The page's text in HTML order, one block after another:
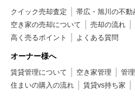
クイック売却査定 帯広・旭川の不動
空き家の売却について
売却の流れ
高く売るポイント
よくある質問
オーナー様へ
賃貸管理について 空き家管理 管
住まいの購入の流れ
賃貸vs持ち家